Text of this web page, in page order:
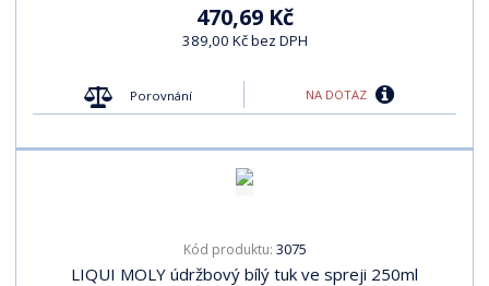
470,69 Kč
389,00 Kč bez DPH
Porovnání NA DOTAZ
Kód produktu: 3075
LIQUI MOLY údržbový bílý tuk ve spreji 250ml